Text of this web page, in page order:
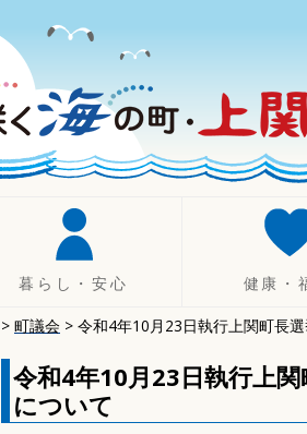
暮らし・安心
人権
手続き
税について
年金
健康・
健康づくり
健康診断・
休日・夜間
> 町議会 > 令和4年10月23日執行上関町長
令和4年10月23日執行上
について